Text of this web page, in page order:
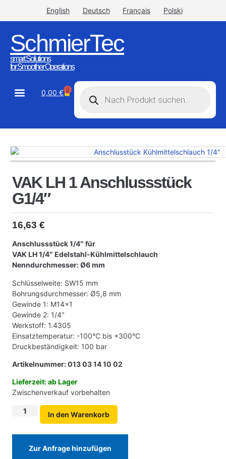
English Deutsch Français Polski
SchmierTec
smart Solutions
for Smoother Operations
0,00 € 0
VAK LH 1 Anschlussstück
G1/4″
16,63 €
Anschlussstück 1/4″ für
VAK LH 1/4″ Edelstahl-Kühlmittelschlauch
Nenndurchmesser: Ø6 mm
Schlüsselweite: SW15 mm
Bohrungsdurchmesser: Ø5,8 mm
Gewinde 1: M14x1
Gewinde 2: 1/4″
Werkstoff: 1.4305
Einsatztemperatur: -100°C bis +300°C
Druckbeständigkeit: 100 bar
Artikelnummer: 013 03 14 10 02
Lieferzeit: ab Lager
Zwischenverkauf vorbehalten
In den Warenkorb
Zur Anfrage hinzufügen